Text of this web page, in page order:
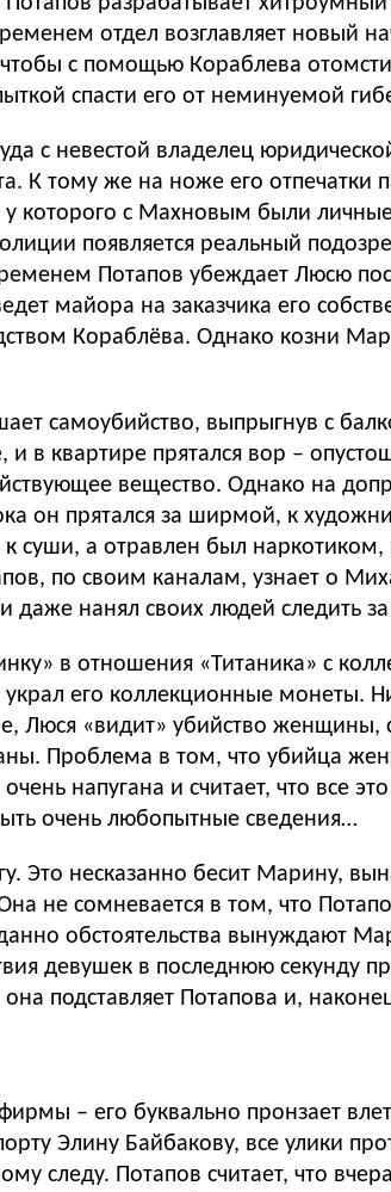
отдел возглавляет новый
с помощью Кораблева
спасти его от неминуемой
с невестой владелец
К тому же на ноже его отпечатки
которого с Махновым были
появляется реальный
Потапов убеждает Люсю
майора на заказчика его
Кораблёва. Однако козни
самоубийство, выпрыгнув с
в квартире прятался вор –
вещество. Однако на
он прятался за ширмой, к
к суши, а отравлен был
по своим каналам, узнает о
даже нанял своих людей следить
в отношения «Титаника» с
его коллекционные монеты.
Люся «видит» убийство женщины,
Проблема в том, что убийца
напугана и считает, что все
очень любопытные сведения…
Это несказанно бесит Марину,
не сомневается в том, что
обстоятельства вынуждают
девушек в последнюю секунду
подставляет Потапова и,
– его буквально пронзает
Элину Байбакову, все улики
следу. Потапов считает, что